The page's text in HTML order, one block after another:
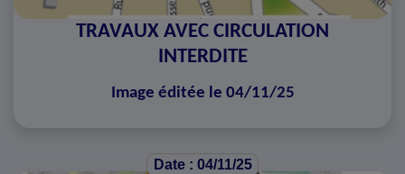
TRAVAUX AVEC CIRCULATION
INTERDITE
Image éditée le 04/11/25
Date : 04/11/25